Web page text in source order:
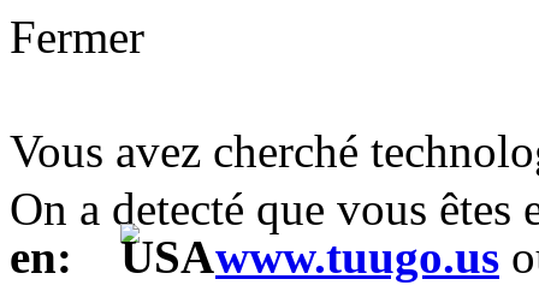
Fermer
Vous avez cherché
On a detecté que vous
en:
www.tuugo.us